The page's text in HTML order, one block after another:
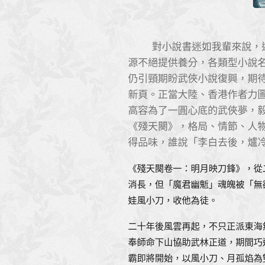
對小說書迷如我輩來說
源不絕提供養分，各類型小說
仍引頸期盼武俠小說復興，期
新頁。正當大陸、香港作者力
高容為了一圓心底的武俠夢，
《殘天闋》，格局、情節、
得品味，誰說「李白去後，爐
《殘天闋卷一：明月映刀鋒》，
消長，但「魔君幽鬿」魂魄被「
娃風小刀，收他為徒。
二十年後風雲再起，不只正派東
奉師命下山協助武林正道，期間
霸即將開始，以風小刀、月孤焰為